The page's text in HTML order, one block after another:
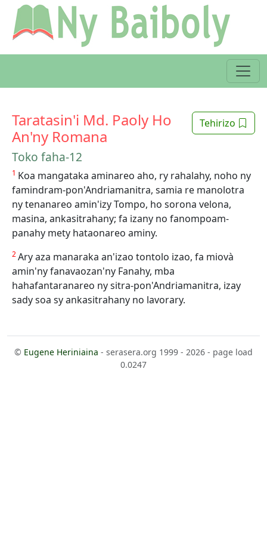
Tehirizo
Taratasin'i Md. Paoly Ho
An'ny Romana
Toko faha-12
1 Koa mangataka aminareo aho, ry rahalahy, noho ny
famindram-pon'Andriamanitra, samia re manolotra
ny tenanareo amin'izy Tompo, ho sorona velona,
masina, ankasitrahany; fa izany no fanompoam-
panahy mety hataonareo aminy.
2Ary aza manaraka an'izao tontolo izao, fa miovà
amin'ny fanavaozan'ny Fanahy, mba
hahafantaranareo ny sitra-pon'Andriamanitra, izay
sady soa sy ankasitrahany no lavorary.
© Eugene Heriniaina - serasera.org 1999 - 2026 - page load
0.0247